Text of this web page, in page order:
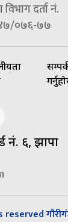
दर्ता नं.
०७६-७७
नं. ६, झापा
गौरीगंज